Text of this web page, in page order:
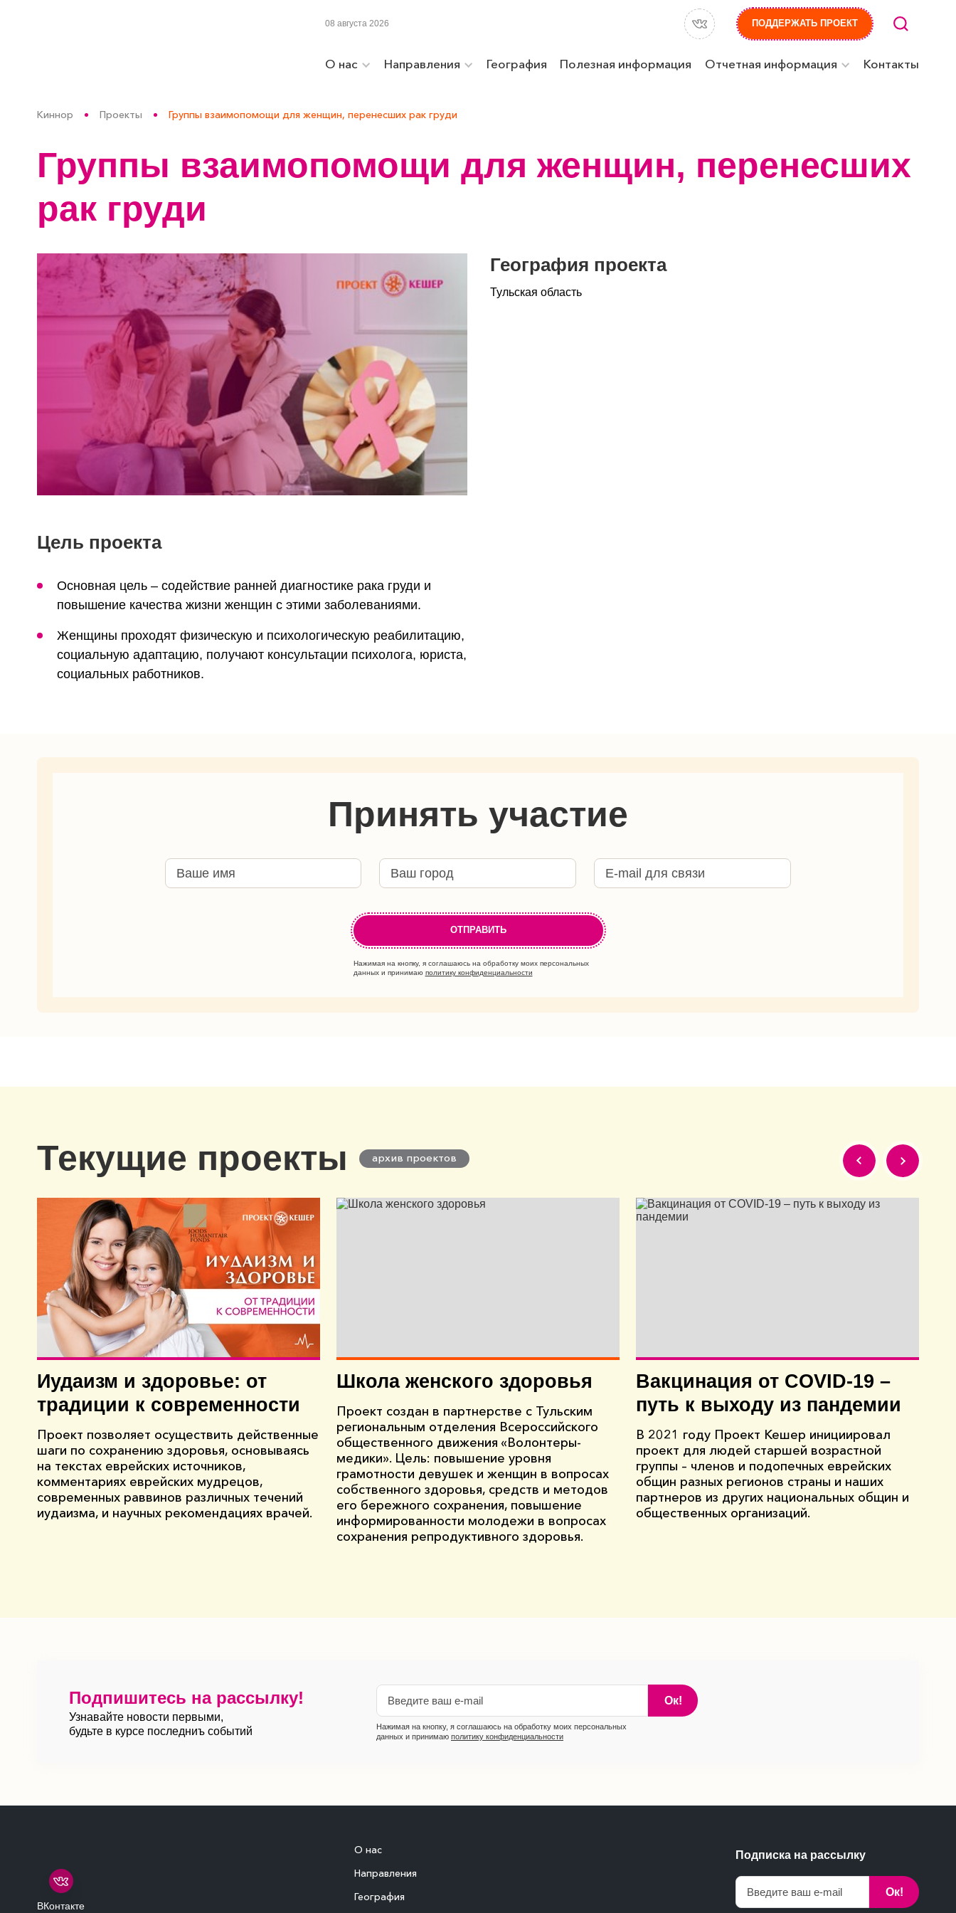
08 августа 2026 ПОДДЕРЖАТЬ ПРОЕКТ
О нас Направления География Полезная информация Отчетная информация Контакты
Киннор Проекты Группы взаимопомощи для женщин, перенесших рак груди
Группы взаимопомощи для женщин, перенесших
рак груди
География проекта
Тульская область
Цель проекта
Основная цель – содействие ранней диагностике рака груди и
повышение качества жизни женщин с этими заболеваниями.
Женщины проходят физическую и психологическую реабилитацию,
социальную адаптацию, получают консультации психолога, юриста,
социальных работников.
Принять участие
Нажимая на кнопку, я соглашаюсь на обработку моих персональных
данных и принимаю политику конфиденциальности
Текущие проекты архив проектов
Иудаизм и здоровье: от
традиции к современности
Проект позволяет осуществить действенные
шаги по сохранению здоровья, основываясь
на текстах еврейских источников,
комментариях еврейских мудрецов,
современных раввинов различных течений
иудаизма, и научных рекомендациях врачей.
Школа женского здоровья
Проект создан в партнерстве с Тульским
региональным отделения Всероссийского
общественного движения «Волонтеры-
медики». Цель: повышение уровня
грамотности девушек и женщин в вопросах
собственного здоровья, средств и методов
его бережного сохранения, повышение
информированности молодежи в вопросах
сохранения репродуктивного здоровья.
Вакцинация от COVID-19 –
путь к выходу из пандемии
В 2021 году Проект Кешер инициировал
проект для людей старшей возрастной
группы – членов и подопечных еврейских
общин разных регионов страны и наших
партнеров из других национальных общин и
общественных организаций.
Подпишитесь на рассылку!
Узнавайте новости первыми,
будьте в курсе последниъ событий
Ок!
Нажимая на кнопку, я соглашаюсь на обработку моих персональных
данных и принимаю политику конфиденциальности
ВКонтакте
О нас
Направления
География
Подписка на рассылку
Ок!